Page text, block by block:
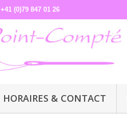
+41 (0)79 847 01 26
HORAIRES & CONTACT